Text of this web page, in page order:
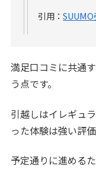
引用：
満足口コミに共通
う点です。
引越しはイレギュ
った体験は強い評
予定通りに進める